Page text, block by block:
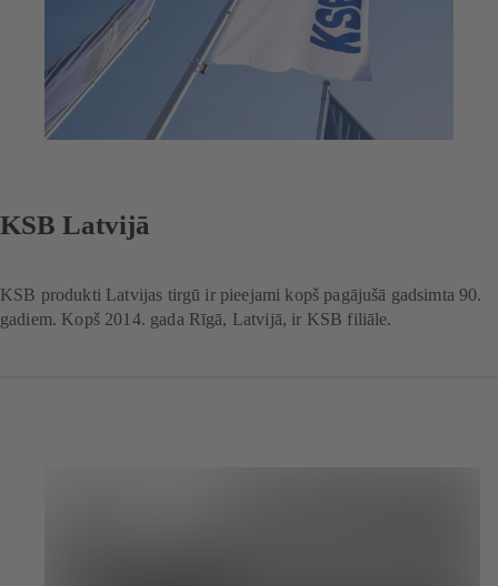
KSB Latvijā
KSB produkti Latvijas tirgū ir pieejami kopš pagājušā gadsimta 90.
gadiem. Kopš 2014. gada Rīgā, Latvijā, ir KSB filiāle.